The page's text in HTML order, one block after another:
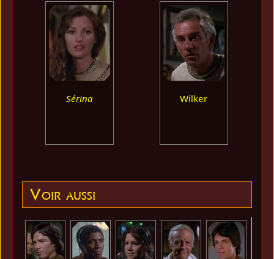
Sérina Wilker
Voir aussi